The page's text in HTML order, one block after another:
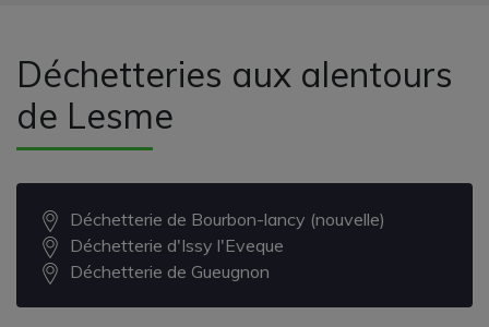
Déchetteries aux alentours
de Lesme
Déchetterie de Bourbon-lancy (nouvelle)
Déchetterie d'Issy l'Eveque
Déchetterie de Gueugnon